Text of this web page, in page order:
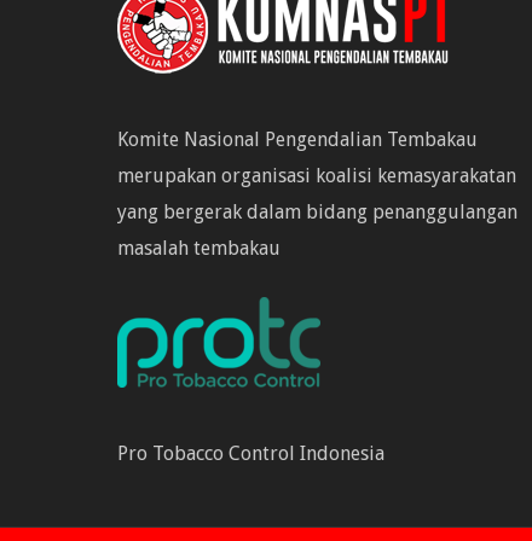
Komite Nasional Pengendalian Tembakau
merupakan organisasi koalisi kemasyarakatan
yang bergerak dalam bidang penanggulangan
masalah tembakau
Pro Tobacco Control Indonesia